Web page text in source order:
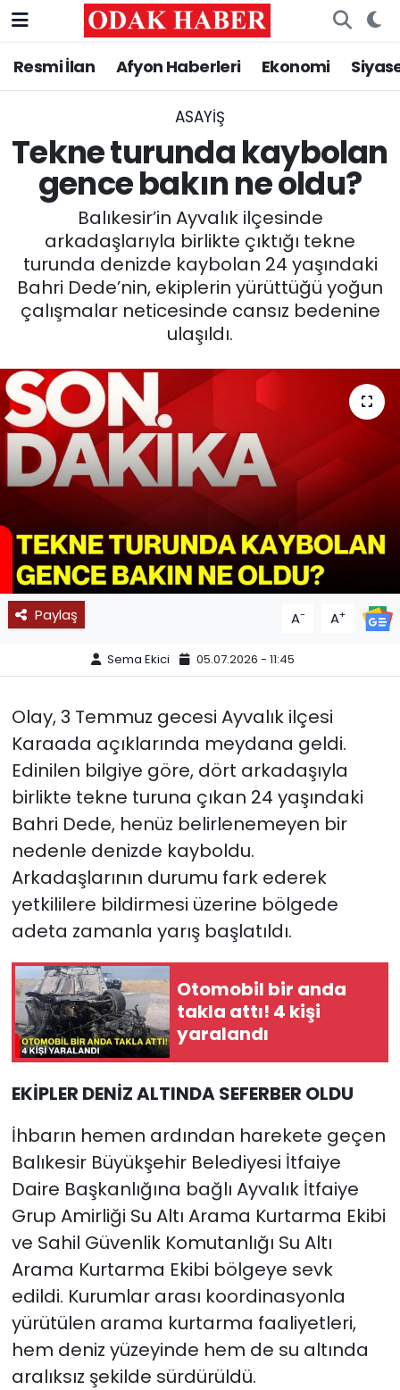
Resmi İlan Afyon Haberleri Ekonomi
ASAYİŞ
Tekne turunda kaybolan
gence bakın ne oldu?
Balıkesir’in Ayvalık ilçesinde
arkadaşlarıyla birlikte çıktığı tekne
turunda denizde kaybolan 24 yaşındaki
Bahri Dede’nin, ekiplerin yürüttüğü yoğun
çalışmalar neticesinde cansız bedenine
ulaşıldı.
Paylaş A- A+
Sema Ekici 05.07.2026 - 11:45
Olay, 3 Temmuz gecesi Ayvalık ilçesi
Karaada açıklarında meydana geldi.
Edinilen bilgiye göre, dört arkadaşıyla
birlikte tekne turuna çıkan 24 yaşındaki
Bahri Dede, henüz belirlenemeyen bir
nedenle denizde kayboldu.
Arkadaşlarının durumu fark ederek
yetkililere bildirmesi üzerine bölgede
adeta zamanla yarış başlatıldı.
Otomobil bir anda
takla attı! 4 kişi
yaralandı
EKİPLER DENİZ ALTINDA SEFERBER OLDU
İhbarın hemen ardından harekete geçen
Balıkesir Büyükşehir Belediyesi İtfaiye
Daire Başkanlığına bağlı Ayvalık İtfaiye
Grup Amirliği Su Altı Arama Kurtarma Ekibi
ve Sahil Güvenlik Komutanlığı Su Altı
Arama Kurtarma Ekibi bölgeye sevk
edildi. Kurumlar arası koordinasyonla
yürütülen arama kurtarma faaliyetleri,
hem deniz yüzeyinde hem de su altında
aralıksız şekilde sürdürüldü.
AFYONKARAHİSAR HABERLERİ
ASAYİŞ
GÜNCEL
SİYASET
EĞİTİM
SAĞLIK
SPOR
11:11 MANŞET
Afyonkarahisar Nöbetçi Eczaneler
Afyonkarahisar Hava Durumu
Afyonkarahisar Namaz Vakitleri
Afyonkarahisar Trafik Yoğunluk Haritası
Süper Lig Puan Durumu ve Fikstür
Tüm Manşetler
Son Dakika Haberleri
Haber Arşivi